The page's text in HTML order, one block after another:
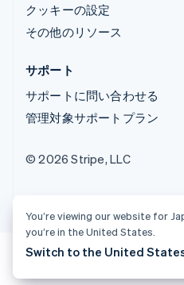
クッキーの設定
その他のリソース
サポート
サポートに問い合わせる
管理対象サポートプラン
© 2026 Stripe, LLC
You’re viewing our website for
you’re in the United States.
Switch to the United